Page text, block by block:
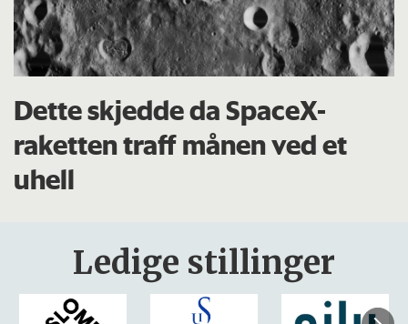
Dette skjedde da SpaceX-
raketten traff månen ved et
uhell
Ledige stillinger